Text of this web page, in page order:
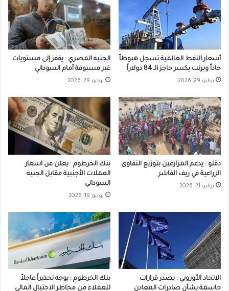
أسعار النفط العالمية تسجل هبوطاً
حاداً وبرنت يكسر حاجز الـ 84 دولاراً
يوليو 29, 2026
الجنيه المصري : يقفز إلى مستويات
غير مسبوقة أمام السوداني
يوليو 29, 2026
دقلو : يدعم المزارعين بتوزيع التقاوى
الزراعية في ريف الفاشر
يوليو 21, 2026
بنك الخرطوم : يعلن عن اسعار
العملات الأجنبية مقابل الجنيه
السوداني
يوليو 19, 2026
الاتحاد الأوروبي : يصدر قرارات
حاسمة بشأن صادرات المعادن
بنك الخرطوم : يوجه تحذيراً عاجلاً
للعملاء من مخاطر الاحتيال المالي